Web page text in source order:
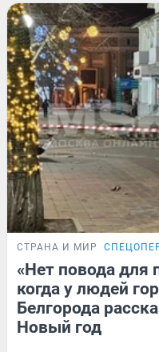
СТРАНА И МИР
«Нет повода
когда у людей
Белгорода
Новый год